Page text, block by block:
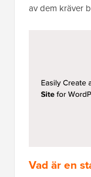
av dem kräver
Vad är en